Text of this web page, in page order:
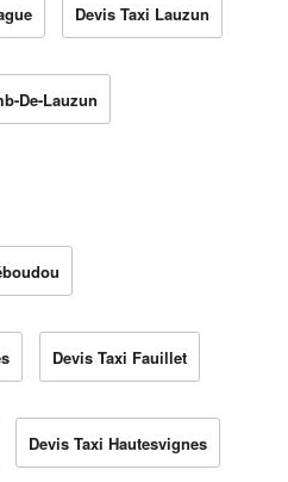
Devis Taxi Lauzun
De-Lauzun
Devis Taxi Fauillet
Devis Taxi Hautesvignes